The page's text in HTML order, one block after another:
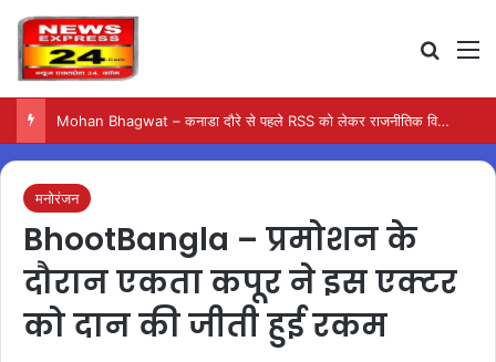
Mohan Bhagwat – कनाडा दौरे से पहले RSS को लेकर राजनीतिक विवाद गहराया
मनोरंजन
BhootBangla – प्रमोशन के
दौरान एकता कपूर ने इस एक्टर
को दान की जीती हुई रकम